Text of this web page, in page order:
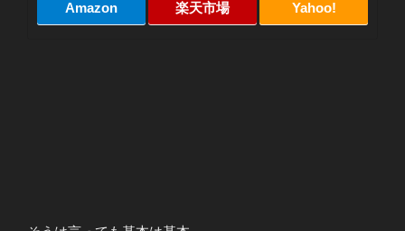
Amazon 楽天市場 Yahoo!